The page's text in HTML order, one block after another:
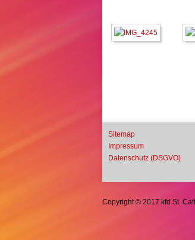
Sitemap
Impressum
Datenschutz (DSGVO)
Copyright © 2017 kfd St.